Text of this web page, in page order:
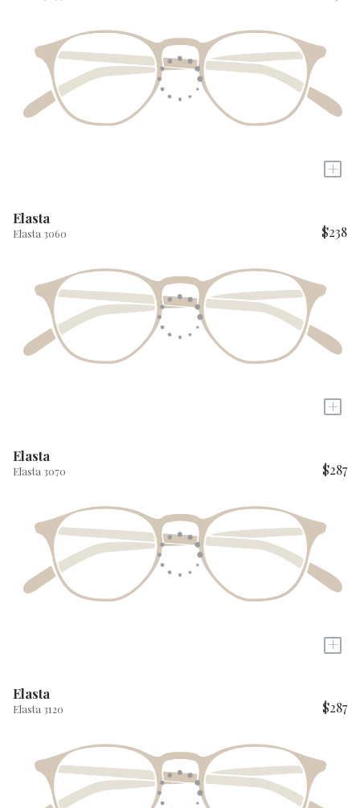
+
Elasta
Elasta 3060 $238
+
Elasta
Elasta 3070 $287
+
Elasta
Elasta 3120 $287